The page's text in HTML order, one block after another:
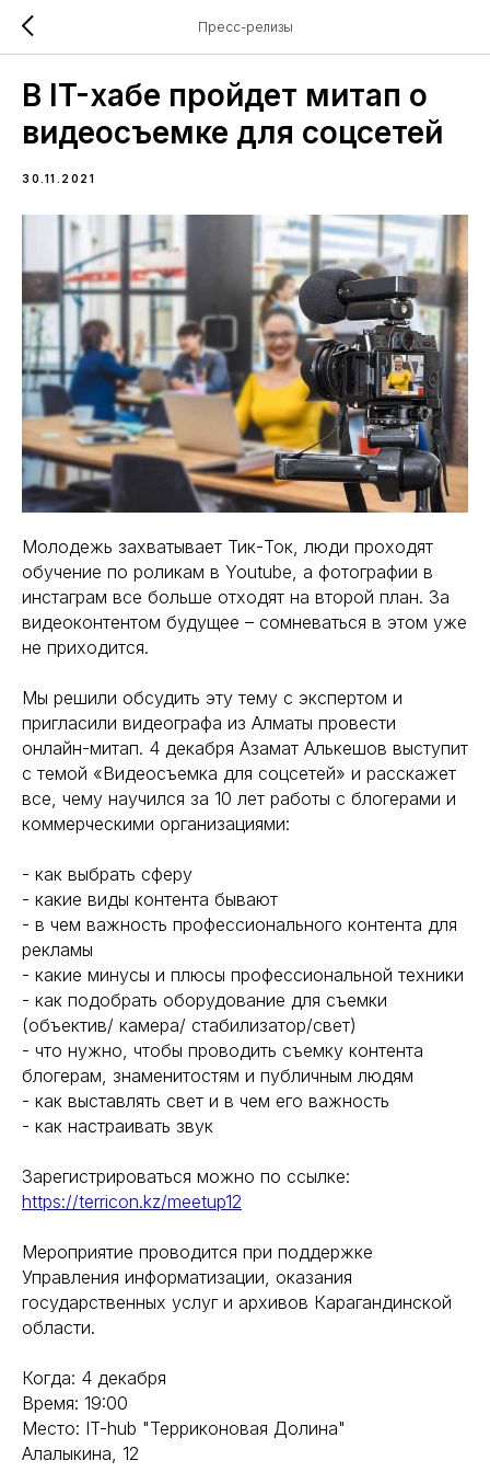
Пресс-релизы
В IT-хабе пройдет митап о
видеосъемке для соцсетей
30.11.2021
Молодежь захватывает Тик-Ток, люди проходят
обучение по роликам в Youtube, а фотографии в
инстаграм все больше отходят на второй план. За
видеоконтентом будущее – сомневаться в этом уже
не приходится.
Мы решили обсудить эту тему с экспертом и
пригласили видеографа из Алматы провести
онлайн-митап. 4 декабря Азамат Алькешов выступит
с темой «Видеосъемка для соцсетей» и расскажет
все, чему научился за 10 лет работы с блогерами и
коммерческими организациями:
- как выбрать сферу
- какие виды контента бывают
- в чем важность профессионального контента для
рекламы
- какие минусы и плюсы профессиональной техники
- как подобрать оборудование для съемки
(объектив/ камера/ стабилизатор/свет)
- что нужно, чтобы проводить съемку контента
блогерам, знаменитостям и публичным людям
- как выставлять свет и в чем его важность
- как настраивать звук
Зарегистрироваться можно по ссылке:
https://terricon.kz/meetup12
Мероприятие проводится при поддержке
Управления информатизации, оказания
государственных услуг и архивов Карагандинской
области.
Когда: 4 декабря
Время: 19:00
Место: IT-hub "Терриконовая Долина"
Алалыкина, 12